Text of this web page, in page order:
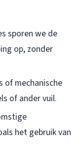
sporen we de
op, zonder
of mechanische
of ander vuil.
het gebruik van